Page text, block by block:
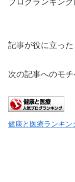
ブログランキング
記事が役に立った
次の記事へのモチ
健康と医療ランキン